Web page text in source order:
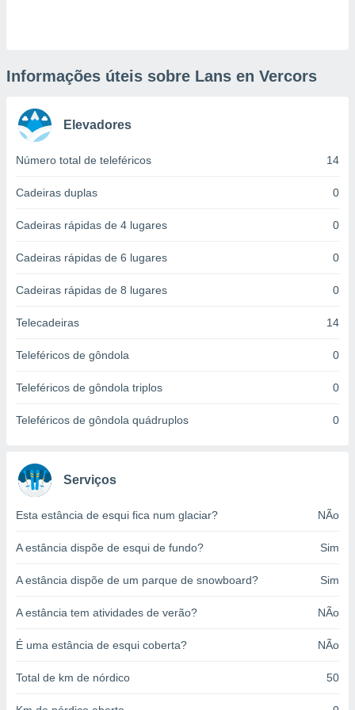
únicos
e
este sitio
de
seus
tal,
na
de
ou aceder
Informações úteis sobre Lans en Vercors
Elevadores
Número total de teleféricos 14
Cadeiras duplas 0
Cadeiras rápidas de 4 lugares 0
Cadeiras rápidas de 6 lugares 0
Cadeiras rápidas de 8 lugares 0
Telecadeiras 14
Teleféricos de gôndola 0
Teleféricos de gôndola triplos 0
Teleféricos de gôndola quádruplos 0
Serviços
Esta estância de esqui fica num glaciar? NÃo
A estância dispõe de esqui de fundo? Sim
A estância dispõe de um parque de snowboard? Sim
A estância tem atividades de verão? NÃo
É uma estância de esqui coberta? NÃo
Total de km de nórdico 50